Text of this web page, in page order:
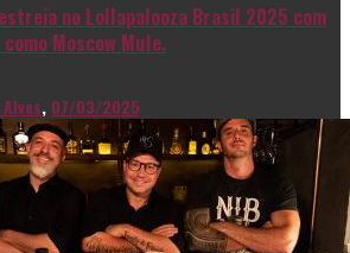
no Lollapalooza Brasil 2025 com
Moscow Mule.
, 07/03/2025